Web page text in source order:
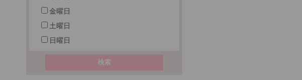
金曜日
土曜日
日曜日